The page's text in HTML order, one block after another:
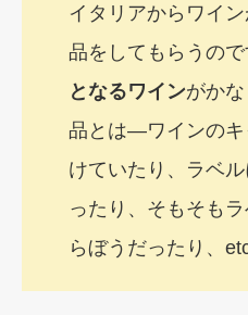
イタリアからワイ
品をしてもらうの
となるワインがか
品とは―ワインのキ
けていたり、ラベ
ったり、そもそも
らぼうだったり、